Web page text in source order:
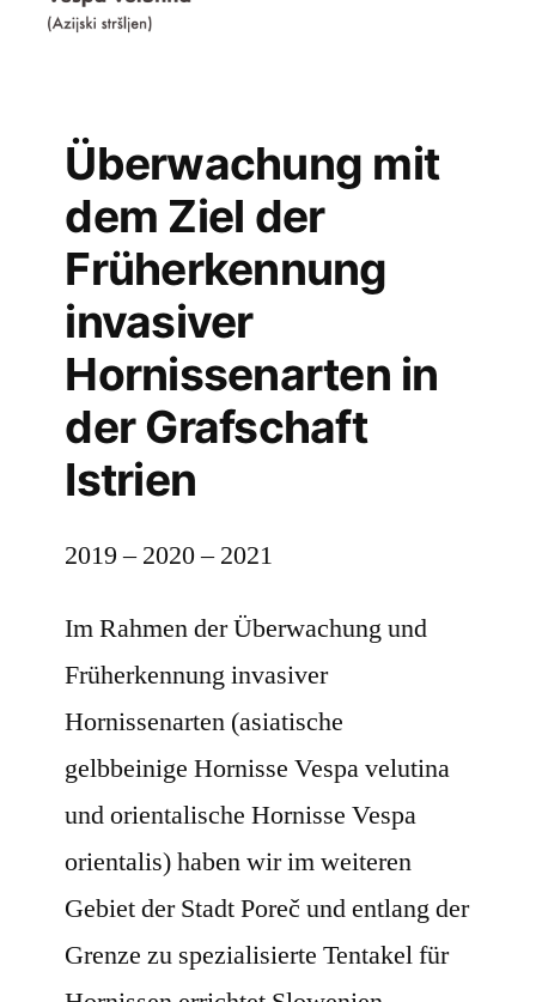
Überwachung mit
dem Ziel der
Früherkennung
invasiver
Hornissenarten in
der Grafschaft
Istrien
2019 – 2020 – 2021
Im Rahmen der Überwachung und
Früherkennung invasiver
Hornissenarten (asiatische
gelbbeinige Hornisse Vespa velutina
und orientalische Hornisse Vespa
orientalis) haben wir im weiteren
Gebiet der Stadt Poreč und entlang der
Grenze zu spezialisierte Tentakel für